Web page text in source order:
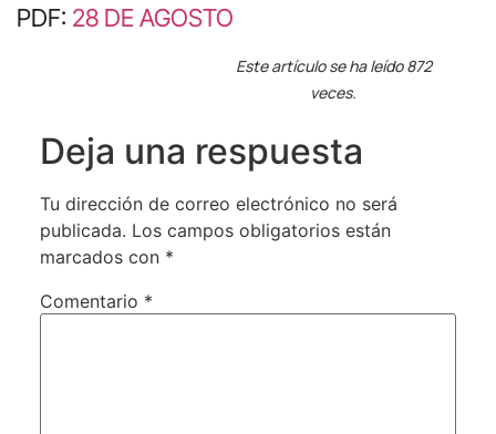
PDF: 28 DE AGOSTO
Este artículo se ha leído 872
veces.
Deja una respuesta
Tu dirección de correo electrónico no será
publicada. Los campos obligatorios están
marcados con *
Comentario *